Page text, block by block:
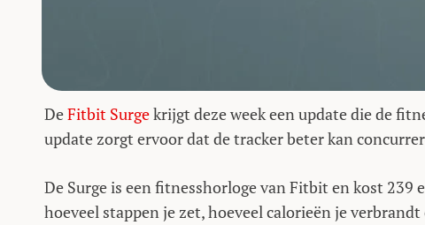
DeFitbit Surgekrijgt deze week een update die de
update zorgt ervoor dat de tracker beter kan
De Surge is een fitnesshorloge van Fitbit en kost 239
hoeveel stappen je zet, hoeveel calorieën je